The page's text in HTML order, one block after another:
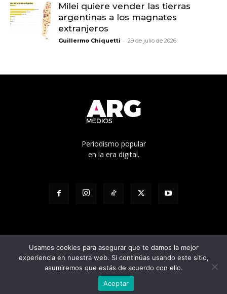
Milei quiere vender las tierras
argentinas a los magnates
extranjeros
Guillermo Chiquetti - 29 de julio de 2026
Periodismo popular
en la era digital.
© Edicíón N° 1136 - Propietario: Cooperativa de trabajo Pacha Ltda. -
Director responsable: Julian Pilatti - Calle 5 1528, La Plata, Buenos Aires
- Registro D.N.D.A Nº RL-2023-95604808-APN-DNDA#MJ
Usamos cookies para asegurar que te damos la mejor
experiencia en nuestra web. Si continúas usando este sitio,
asumiremos que estás de acuerdo con ello.
Aceptar